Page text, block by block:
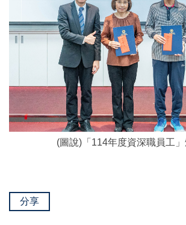
(圖說)「114年度資深職員工」
分享